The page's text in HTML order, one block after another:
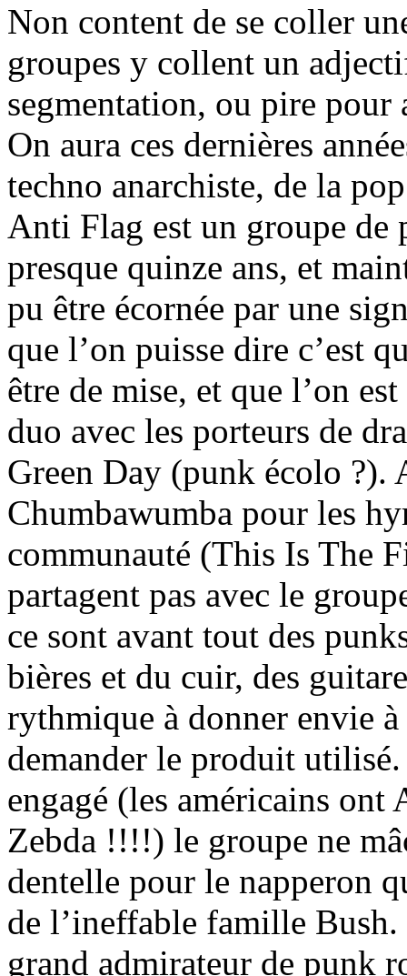
Non content de se coller
groupes y collent un
segmentation, ou pire pour
On aura ces dernières
techno anarchiste, de la
Anti Flag est un groupe de
presque quinze ans, et
pu être écornée par une
que l’on puisse dire c’est
être de mise, et que l’on
duo avec les porteurs de
Green Day (punk écolo ?).
Chumbawumba pour les
communauté (This Is The
partagent pas avec le
ce sont avant tout des
bières et du cuir, des
rythmique à donner envie
demander le produit
engagé (les américains
Zebda !!!!) le groupe ne
dentelle pour le napperon
de l’ineffable famille
grand admirateur de punk